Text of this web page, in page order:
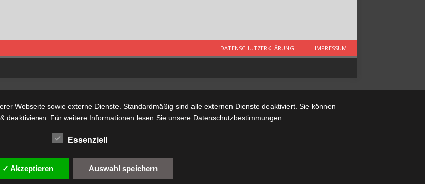
DATENSCHUTZERKLÄRUNG IMPRESSUM
Webseite sowie externe Dienste. Standardmäßig sind alle externen Dienste deaktiviert. Sie können
deaktivieren. Für weitere Informationen lesen Sie unsere Datenschutzbestimmungen.
Essenziell
✓ Akzeptieren Auswahl speichern